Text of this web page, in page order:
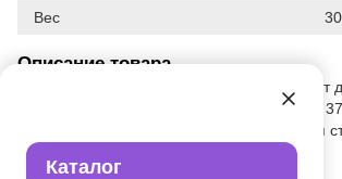
Каталог
Вес
Описание товара
Забавная фетровая ведьма сразу укажет
отмечают Хэллоуин. Размер украшения
использовать как баннер для украшения